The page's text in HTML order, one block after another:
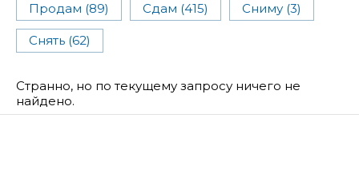
Продам (89) Сдам (415) Сниму (3)
Снять (62)
Странно, но по текущему запросу ничего не
найдено.